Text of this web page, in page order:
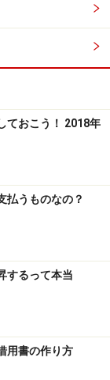
ておこう！ 2018年
払うものなの？
するって本当
用書の作り方